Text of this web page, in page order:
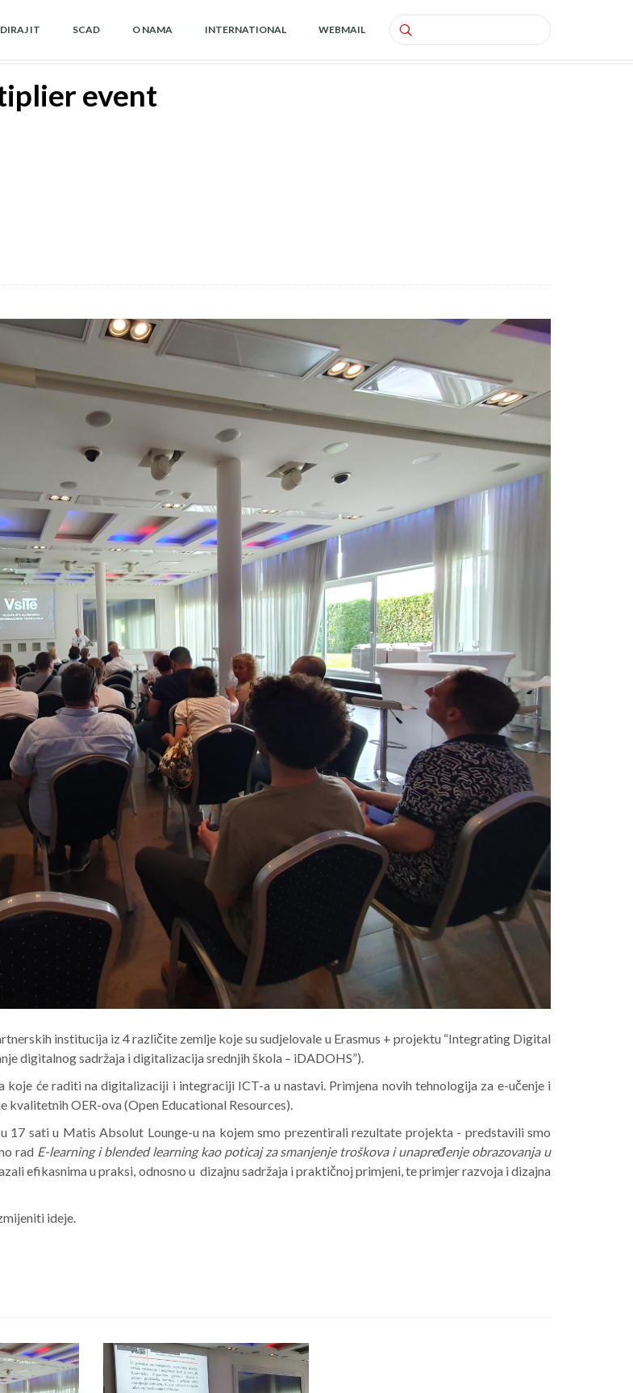
Search
IT SCAD O NAMA INTERNATIONAL WEBMAIL
event
institucija iz 4 različite zemlje koje su sudjelovale u Erasmus + projektu “Integrating Digital
digitalnog sadržaja i digitalizacija srednjih škola – iDADOHS”).
će raditi na digitalizaciji i integraciji ICT-a u nastavi. Primjena novih tehnologija za e-učenje i
kvalitetnih OER-ova (Open Educational Resources).
sati u Matis Absolut Lounge-u na kojem smo prezentirali rezultate projekta - predstavili smo
rad E-learning i blended learning kao poticaj za smanjenje troškova i unapređenje obrazovanja u
efikasnima u praksi, odnosno u dizajnu sadržaja i praktičnoj primjeni, te primjer razvoja i dizajna
ideje.